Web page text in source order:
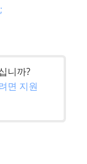
니까?
면 지원